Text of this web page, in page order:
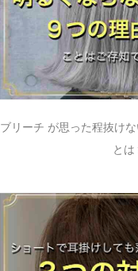
ブリーチ が思った程抜け
とは